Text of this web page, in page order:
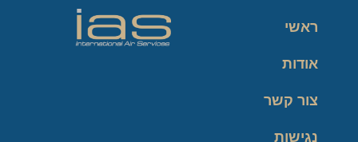
ראשי
אודות
צור קשר
נגישות